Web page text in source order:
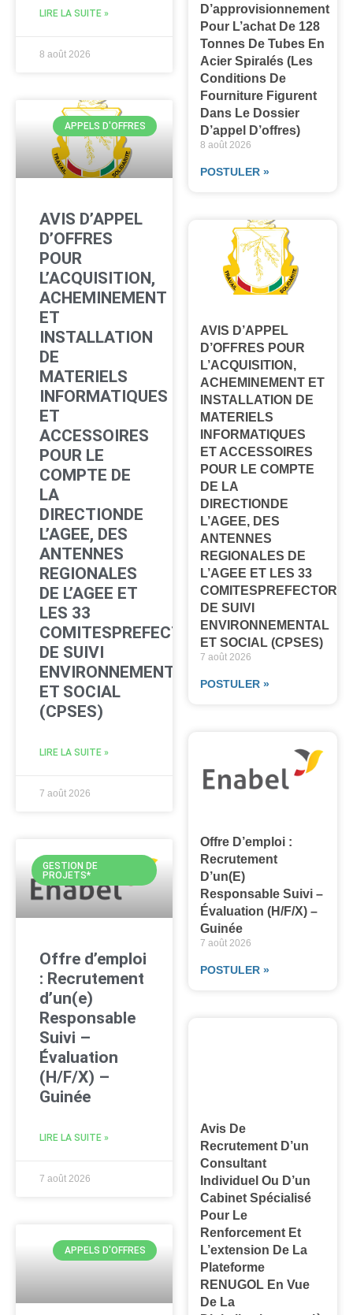
LIRE LA SUITE »
8 août 2026
APPELS D'OFFRES
AVIS D’APPEL
D’OFFRES
POUR
L’ACQUISITION,
ACHEMINEMENT
ET
INSTALLATION
DE
MATERIELS
INFORMATIQUES
ET
ACCESSOIRES
POUR LE
COMPTE DE
LA
DIRECTIONDE
L’AGEE, DES
ANTENNES
REGIONALES
DE L’AGEE ET
LES 33
COMITESPREFECTORAUX
DE SUIVI
ENVIRONNEMENTAL
ET SOCIAL
(CPSES)
LIRE LA SUITE »
7 août 2026
GESTION DE
PROJETS*
Offre d’emploi
: Recrutement
d’un(e)
Responsable
Suivi –
Évaluation
(H/F/X) –
Guinée
LIRE LA SUITE »
7 août 2026
APPELS D'OFFRES
D’approvisionnement
Pour L’achat De 128
Tonnes De Tubes En
Acier Spiralés (les
Conditions De
Fourniture Figurent
Dans Le Dossier
D’appel D’offres)
8 août 2026
POSTULER »
AVIS D’APPEL
D’OFFRES POUR
L’ACQUISITION,
ACHEMINEMENT ET
INSTALLATION DE
MATERIELS
INFORMATIQUES
ET ACCESSOIRES
POUR LE COMPTE
DE LA
DIRECTIONDE
L’AGEE, DES
ANTENNES
REGIONALES DE
L’AGEE ET LES 33
DE SUIVI
ENVIRONNEMENTAL
ET SOCIAL (CPSES)
7 août 2026
POSTULER »
Offre D’emploi :
Recrutement
D’un(e)
Responsable Suivi –
Évaluation (H/F/X) –
Guinée
7 août 2026
POSTULER »
Avis De
Recrutement D’un
Consultant
Individuel Ou D’un
Cabinet Spécialisé
Pour Le
Renforcement Et
L’extension De La
Plateforme
RENUGOL En Vue
De La